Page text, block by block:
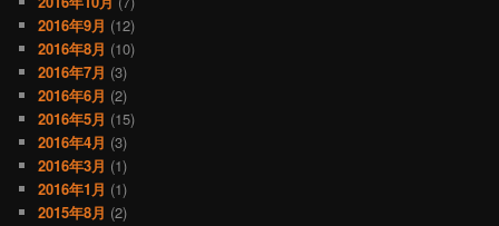
2016年9月 (12)
2016年8月 (10)
2016年7月 (3)
2016年6月 (2)
2016年5月 (15)
2016年4月 (3)
2016年3月 (1)
2016年1月 (1)
2015年8月 (2)